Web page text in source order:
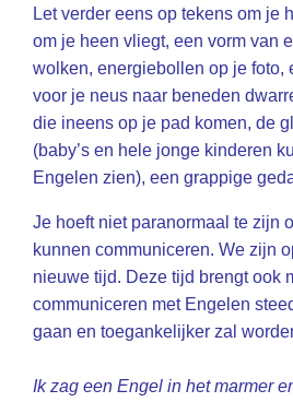
Let verder eens op tekens om je
om je heen vliegt, een vorm van
wolken, energiebollen op je foto,
voor je neus naar beneden
die ineens op je pad komen, de
(baby’s en hele jonge kinderen
Engelen zien), een grappige
Je hoeft niet paranormaal te zijn
kunnen communiceren. We zijn
nieuwe tijd. Deze tijd brengt ook
communiceren met Engelen
gaan en toegankelijker zal
Ik zag een Engel in het marmer